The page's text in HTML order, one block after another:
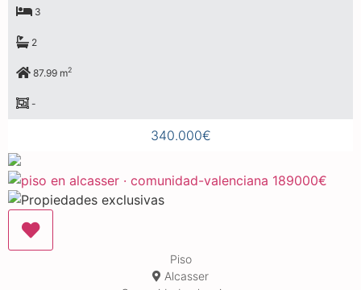
3
2
87.99 m2
-
340.000€
Piso
Alcasser